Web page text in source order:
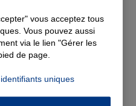
vous acceptez tous
Vous pouvez aussi
via le lien "Gérer les
de page.
uniques